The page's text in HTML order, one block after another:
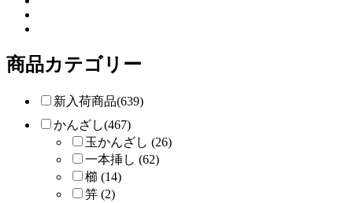
商品カテゴリー
新入荷商品(639)
かんざし(467)
玉かんざし (26)
一本挿し (62)
櫛 (14)
笄 (2)